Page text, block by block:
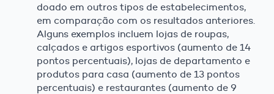
doado em outros tipos de estabelecimentos,
em comparação com os resultados anteriores.
Alguns exemplos incluem lojas de roupas,
calçados e artigos esportivos (aumento de 14
pontos percentuais), lojas de departamento e
produtos para casa (aumento de 13 pontos
percentuais) e restaurantes (aumento de 9